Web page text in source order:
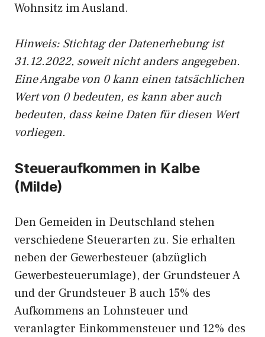
Wohnsitz im Ausland.
Hinweis: Stichtag der Datenerhebung ist
31.12.2022, soweit nicht anders angegeben.
Eine Angabe von 0 kann einen tatsächlichen
Wert von 0 bedeuten, es kann aber auch
bedeuten, dass keine Daten für diesen Wert
vorliegen.
Steueraufkommen in Kalbe
(Milde)
Den Gemeiden in Deutschland stehen
verschiedene Steuerarten zu. Sie erhalten
neben der Gewerbesteuer (abzüglich
Gewerbesteuerumlage), der Grundsteuer A
und der Grundsteuer B auch 15% des
Aufkommens an Lohnsteuer und
veranlagter Einkommensteuer und 12% des